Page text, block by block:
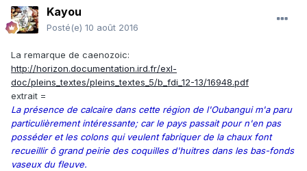
Kayou
Posté(e) 10 août 2016
La remarque de caenozoic:
http://horizon.documentation.ird.fr/exl-
doc/pleins_textes/pleins_textes_5/b_fdi_12-13/16948.pdf
extrait =
La présence de calcaire dans cette région de l'Oubangui m'a paru
particulièrement intéressante; car le pays passait pour n'en pas
posséder et les colons qui veulent fabriquer de la chaux font
recueillir ô grand peirie des coquilles d'huitres dans les bas-fonds
vaseux du fleuve.